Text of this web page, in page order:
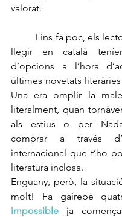
valorat.
llegir en català
d’opcions a l’hora
últimes novetats
Una era omplir la
literalment, quan
als estius o per
comprar a través
internacional que t’ho
literatura inclosa.
Enguany, però, la
molt! Fa gairebé
impossible ja